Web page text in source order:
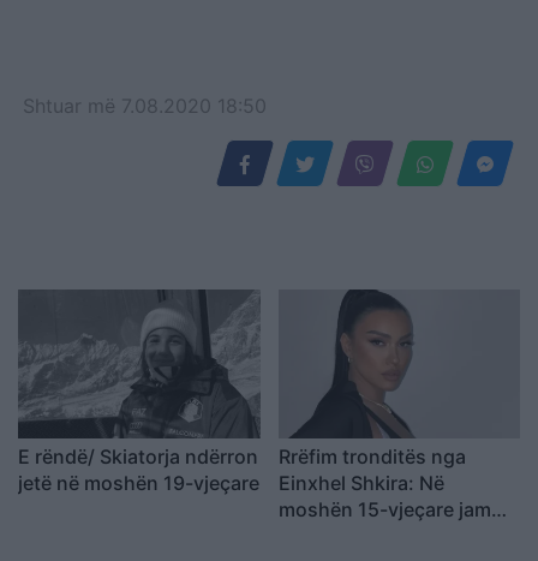
Shtuar më 7.08.2020 18:50
E rëndë/ Skiatorja ndërron
jetë në moshën 19-vjeçare
Rrëfim tronditës nga
Einxhel Shkira: Në
moshën 15-vjeçare jam…